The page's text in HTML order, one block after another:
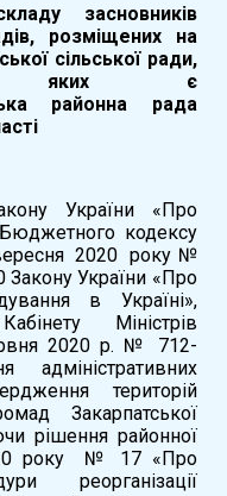
засновників
розміщених на
сільської ради,
яких є
районна рада
України «Про
кодексу
2020 року№
Закону України «Про
в Україні»,
Міністрів
2020 р. № 712-
адміністративних
територій
Закарпатської
рішення районної
року № 17 «Про
реорганізації